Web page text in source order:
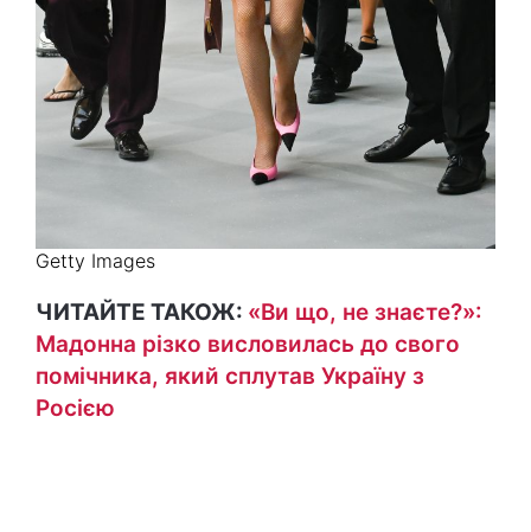
Getty Images
ЧИТАЙТЕ ТАКОЖ: «Ви що, не знаєте?»:
Мадонна різко висловилась до свого
помічника, який сплутав Україну з
Росією